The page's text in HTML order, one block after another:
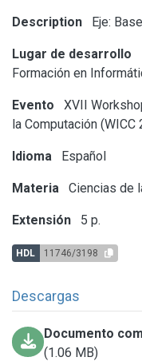
Description Eje:
Lugar de desarrollo
Formación en
Evento
XVII
la Computación (WICC
Idioma Español
Materia Ciencias de
Extensión 5 p.
HDL 11746/3198
Descargas
Documento
(1.06 MB)